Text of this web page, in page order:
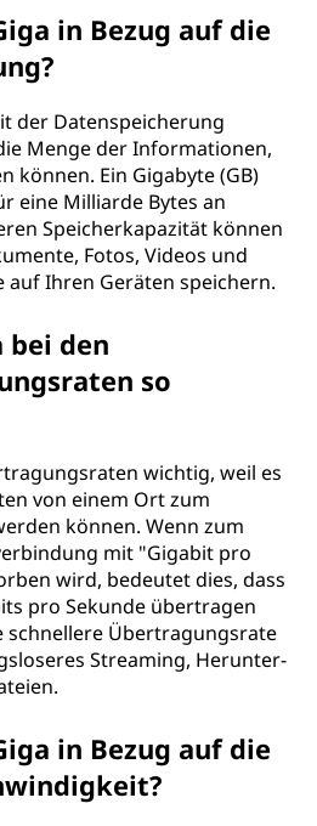
in Bezug auf die
der Datenspeicherung
Menge der Informationen,
können. Ein Gigabyte (GB)
eine Milliarde Bytes an
Speicherkapazität können
Fotos, Videos und
Ihren Geräten speichern.
bei den
so
wichtig, weil es
von einem Ort zum
können. Wenn zum
mit "Gigabit pro
wird, bedeutet dies, dass
pro Sekunde übertragen
schnellere Übertragungsrate
Streaming, Herunter-
in Bezug auf die